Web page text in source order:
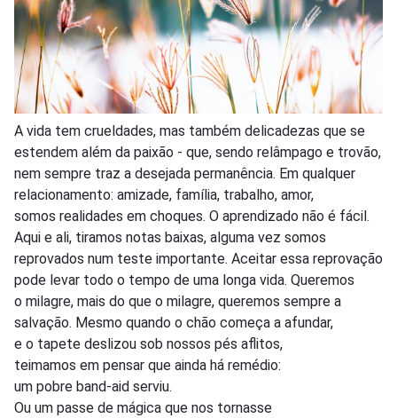
A vida tem crueldades, mas também delicadezas que se
estendem além da paixão - que, sendo relâmpago e trovão,
nem sempre traz a desejada permanência. Em qualquer
relacionamento: amizade, família, trabalho, amor,
somos realidades em choques. O aprendizado não é fácil.
Aqui e ali, tiramos notas baixas, alguma vez somos
reprovados num teste importante. Aceitar essa reprovação
pode levar todo o tempo de uma longa vida. Queremos
o milagre, mais do que o milagre, queremos sempre a
salvação. Mesmo quando o chão começa a afundar,
e o tapete deslizou sob nossos pés aflitos,
teimamos em pensar que ainda há remédio:
um pobre band-aid serviu.
Ou um passe de mágica que nos tornasse